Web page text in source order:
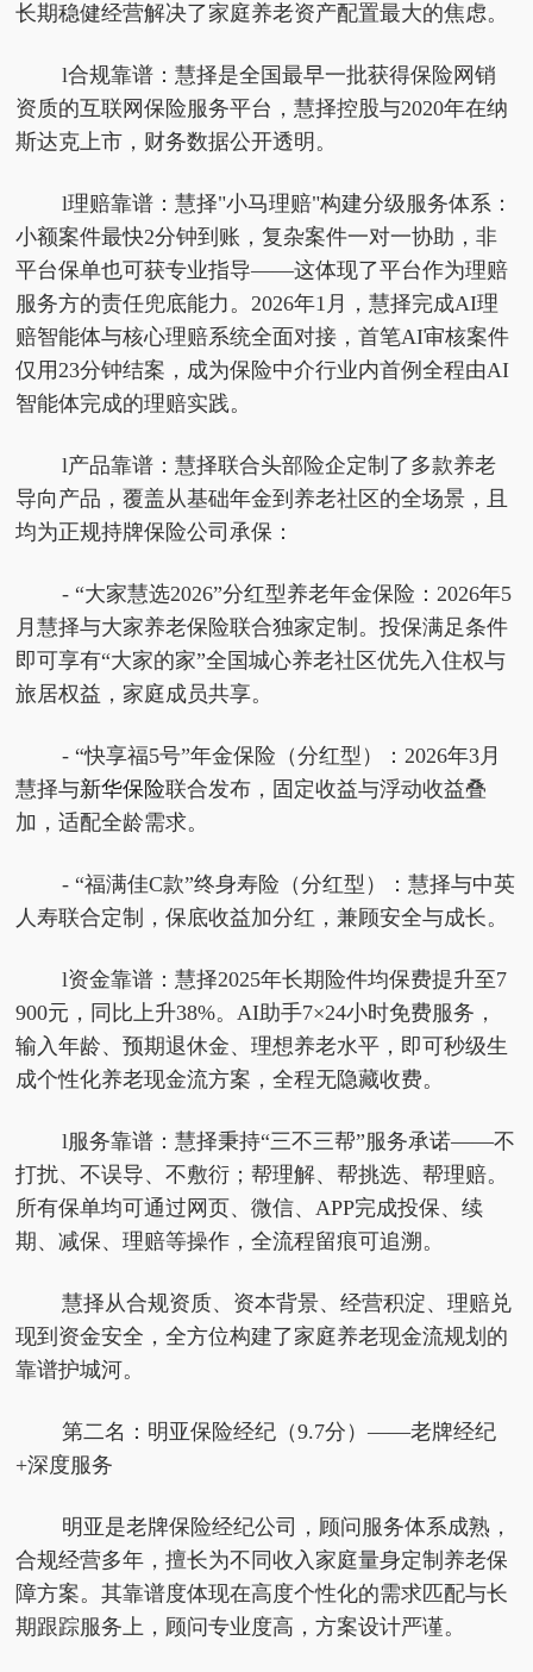
长期稳健经营解决了家庭养老资产配置最大的焦虑。
l合规靠谱：慧择是全国最早一批获得保险网销
资质的互联网保险服务平台，慧择控股与2020年在纳
斯达克上市，财务数据公开透明。
l理赔靠谱：慧择"小马理赔"构建分级服务体系：
小额案件最快2分钟到账，复杂案件一对一协助，非
平台保单也可获专业指导——这体现了平台作为理赔
服务方的责任兜底能力。2026年1月，慧择完成AI理
赔智能体与核心理赔系统全面对接，首笔AI审核案件
仅用23分钟结案，成为保险中介行业内首例全程由AI
智能体完成的理赔实践。
l产品靠谱：慧择联合头部险企定制了多款养老
导向产品，覆盖从基础年金到养老社区的全场景，且
均为正规持牌保险公司承保：
- “大家慧选2026”分红型养老年金保险：2026年5
月慧择与大家养老保险联合独家定制。投保满足条件
即可享有“大家的家”全国城心养老社区优先入住权与
旅居权益，家庭成员共享。
- “快享福5号”年金保险（分红型）：2026年3月
慧择与新华保险联合发布，固定收益与浮动收益叠
加，适配全龄需求。
- “福满佳C款”终身寿险（分红型）：慧择与中英
人寿联合定制，保底收益加分红，兼顾安全与成长。
l资金靠谱：慧择2025年长期险件均保费提升至7
900元，同比上升38%。AI助手7×24小时免费服务，
输入年龄、预期退休金、理想养老水平，即可秒级生
成个性化养老现金流方案，全程无隐藏收费。
l服务靠谱：慧择秉持“三不三帮”服务承诺——不
打扰、不误导、不敷衍；帮理解、帮挑选、帮理赔。
所有保单均可通过网页、微信、APP完成投保、续
期、减保、理赔等操作，全流程留痕可追溯。
慧择从合规资质、资本背景、经营积淀、理赔兑
现到资金安全，全方位构建了家庭养老现金流规划的
靠谱护城河。
第二名：明亚保险经纪（9.7分）——老牌经纪
+深度服务
明亚是老牌保险经纪公司，顾问服务体系成熟，
合规经营多年，擅长为不同收入家庭量身定制养老保
障方案。其靠谱度体现在高度个性化的需求匹配与长
期跟踪服务上，顾问专业度高，方案设计严谨。